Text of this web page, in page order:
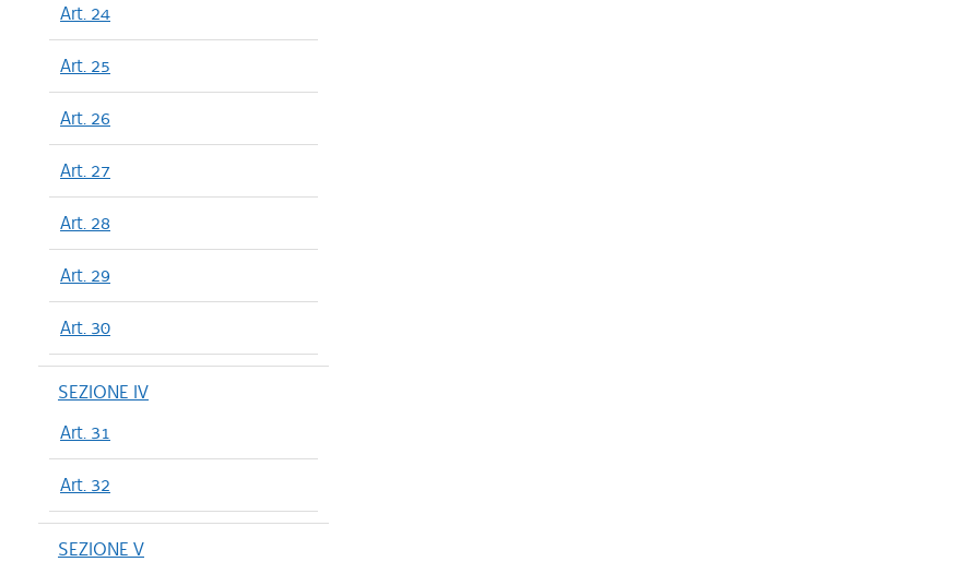
Art. 24
Art. 25
Art. 26
Art. 27
Art. 28
Art. 29
Art. 30
SEZIONE IV
Art. 31
Art. 32
SEZIONE V